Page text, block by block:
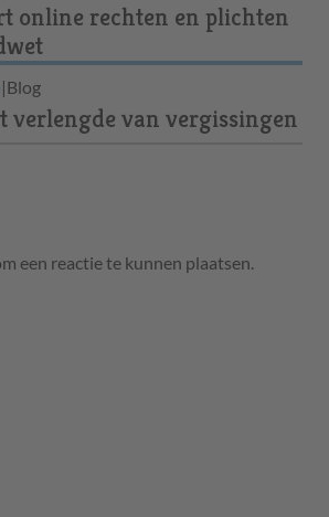
online rechten en plichten
|Blog
verlengde van vergissingen
een reactie te kunnen plaatsen.